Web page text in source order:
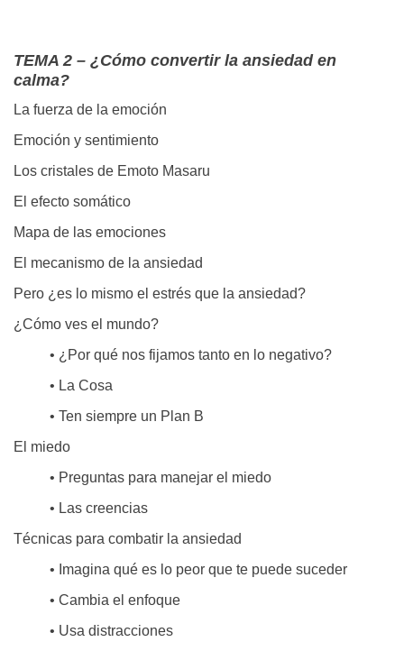
TEMA 2 – ¿Cómo convertir la ansiedad en
calma?
La fuerza de la emoción
Emoción y sentimiento
Los cristales de Emoto Masaru
El efecto somático
Mapa de las emociones
El mecanismo de la ansiedad
Pero ¿es lo mismo el estrés que la ansiedad?
¿Cómo ves el mundo?
• ¿Por qué nos fijamos tanto en lo negativo?
• La Cosa
• Ten siempre un Plan B
El miedo
• Preguntas para manejar el miedo
• Las creencias
Técnicas para combatir la ansiedad
• Imagina qué es lo peor que te puede suceder
• Cambia el enfoque
• Usa distracciones